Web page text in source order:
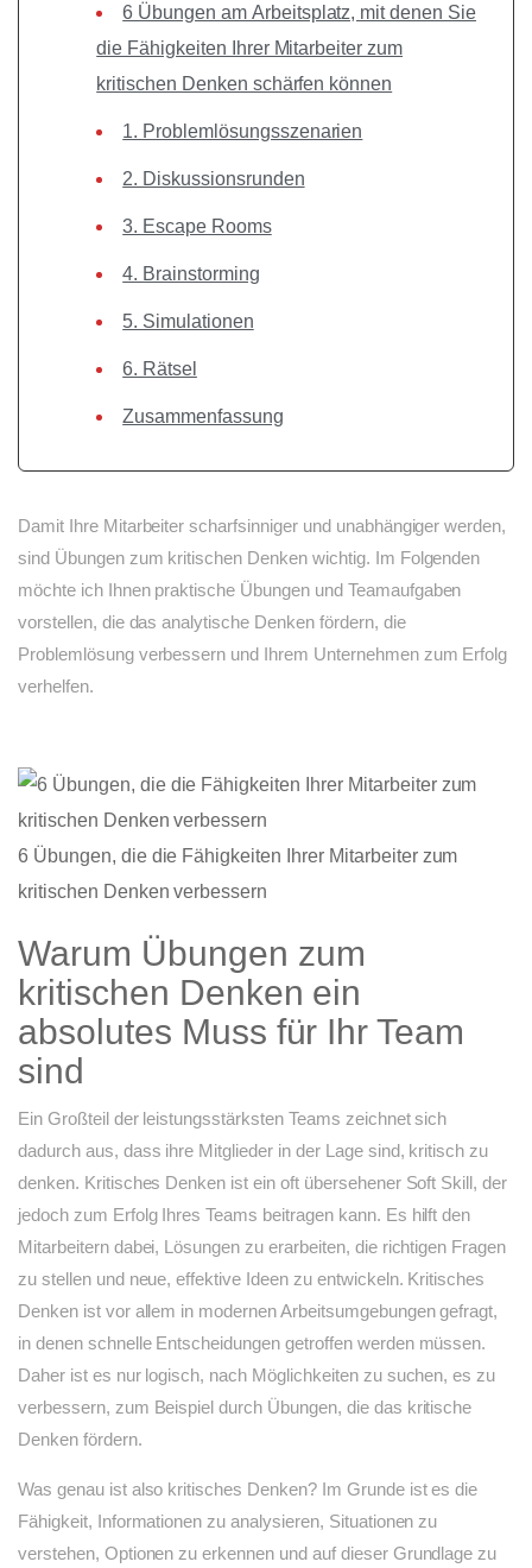
6 Übungen am Arbeitsplatz, mit denen Sie
die Fähigkeiten Ihrer Mitarbeiter zum
kritischen Denken schärfen können
1. Problemlösungsszenarien
2. Diskussionsrunden
3. Escape Rooms
4. Brainstorming
5. Simulationen
6. Rätsel
Zusammenfassung
Damit Ihre Mitarbeiter scharfsinniger und unabhängiger werden,
sind Übungen zum kritischen Denken wichtig. Im Folgenden
möchte ich Ihnen praktische Übungen und Teamaufgaben
vorstellen, die das analytische Denken fördern, die
Problemlösung verbessern und Ihrem Unternehmen zum Erfolg
verhelfen.
6 Übungen, die die Fähigkeiten Ihrer Mitarbeiter zum
kritischen Denken verbessern
Warum Übungen zum
kritischen Denken ein
absolutes Muss für Ihr Team
sind
Ein Großteil der leistungsstärksten Teams zeichnet sich
dadurch aus, dass ihre Mitglieder in der Lage sind, kritisch zu
denken. Kritisches Denken ist ein oft übersehener Soft Skill, der
jedoch zum Erfolg Ihres Teams beitragen kann. Es hilft den
Mitarbeitern dabei, Lösungen zu erarbeiten, die richtigen Fragen
zu stellen und neue, effektive Ideen zu entwickeln. Kritisches
Denken ist vor allem in modernen Arbeitsumgebungen gefragt,
in denen schnelle Entscheidungen getroffen werden müssen.
Daher ist es nur logisch, nach Möglichkeiten zu suchen, es zu
verbessern, zum Beispiel durch Übungen, die das kritische
Denken fördern.
Was genau ist also kritisches Denken? Im Grunde ist es die
Fähigkeit, Informationen zu analysieren, Situationen zu
verstehen, Optionen zu erkennen und auf dieser Grundlage zu